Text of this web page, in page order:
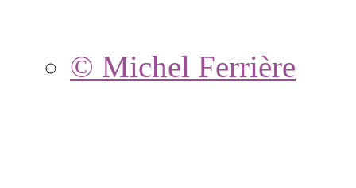
© Michel Ferrière